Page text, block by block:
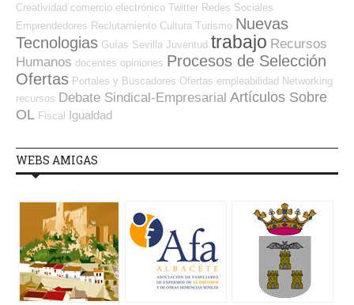
Creatividad comercio electrónico Twitter Redes Sociales
Emprendedores Reclutamiento Cultura Turismo Nuevas
Tecnologias Guías Sevilla Juventud trabajo Recursos
Humanos docentes opiniones Procesos de Selección
Ofertas Portales y Buscadores Ofertas empleabilidad Networking
recursos Debate Sindical-Empresarial Artículos Sobre
OL Fiscal Igualdad
WEBS AMIGAS